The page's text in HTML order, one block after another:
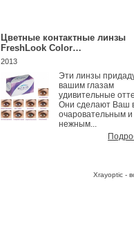
Цветные контактные линзы
FreshLook Color…
2013
Эти линзы
вашим глазам
удивительные
Они сделают Ваш
очаровательным и
нежным...
Хrayoptic -